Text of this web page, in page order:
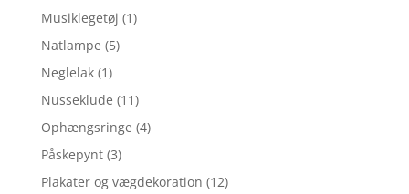
Musiklegetøj (1)
Natlampe (5)
Neglelak (1)
Nusseklude (11)
Ophængsringe (4)
Påskepynt (3)
Plakater og vægdekoration (12)